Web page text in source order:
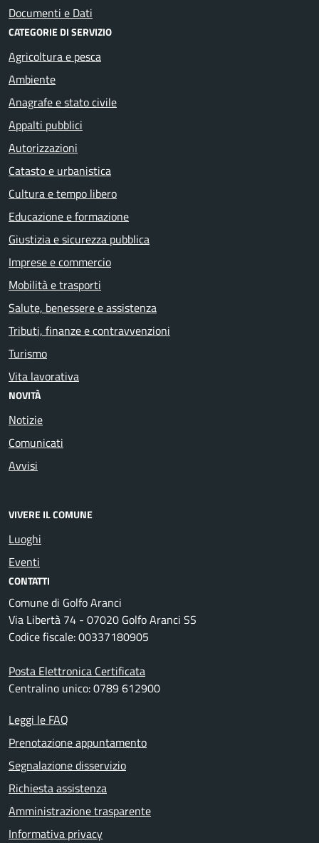
Documenti e Dati
CATEGORIE DI SERVIZIO
Agricoltura e pesca
Ambiente
Anagrafe e stato civile
Appalti pubblici
Autorizzazioni
Catasto e urbanistica
Cultura e tempo libero
Educazione e formazione
Giustizia e sicurezza pubblica
Imprese e commercio
Mobilità e trasporti
Salute, benessere e assistenza
Tributi, finanze e contravvenzioni
Turismo
Vita lavorativa
NOVITÀ
Notizie
Comunicati
Avvisi
VIVERE IL COMUNE
Luoghi
Eventi
CONTATTI
Comune di Golfo Aranci
Via Libertà 74 - 07020 Golfo Aranci SS
Codice fiscale: 00337180905
Posta Elettronica Certificata
Centralino unico: 0789 612900
Leggi le FAQ
Prenotazione appuntamento
Segnalazione disservizio
Richiesta assistenza
Amministrazione trasparente
Informativa privacy